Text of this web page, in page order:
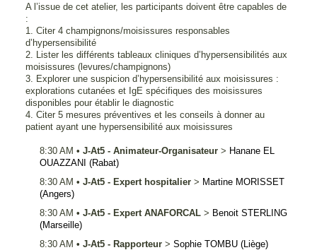
A l’issue de cet atelier, les participants doivent être capables de
:
1. Citer 4 champignons/moisissures responsables
d’hypersensibilité
2. Lister les différents tableaux cliniques d’hypersensibilités aux
moisissures (levures/champignons)
3. Explorer une suspicion d’hypersensibilité aux moisissures :
explorations cutanées et IgE spécifiques des moisissures
disponibles pour établir le diagnostic
4. Citer 5 mesures préventives et les conseils à donner au
patient ayant une hypersensibilité aux moisissures
8:30 AM • J-At5 - Animateur-Organisateur > Hanane EL
OUAZZANI (Rabat)
8:30 AM • J-At5 - Expert hospitalier > Martine MORISSET
(Angers)
8:30 AM • J-At5 - Expert ANAFORCAL > Benoit STERLING
(Marseille)
8:30 AM • J-At5 - Rapporteur > Sophie TOMBU (Liège)